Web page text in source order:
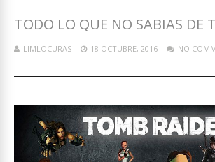
TODO LO QUE NO SABIAS DE
LIMLOCURAS 18 OCTUBRE, 2016 NO